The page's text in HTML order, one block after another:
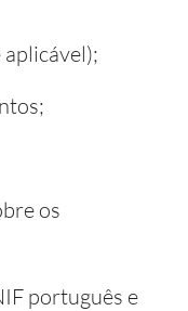
os
português e